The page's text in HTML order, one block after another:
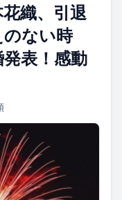
織、引退
ない時
表！感動